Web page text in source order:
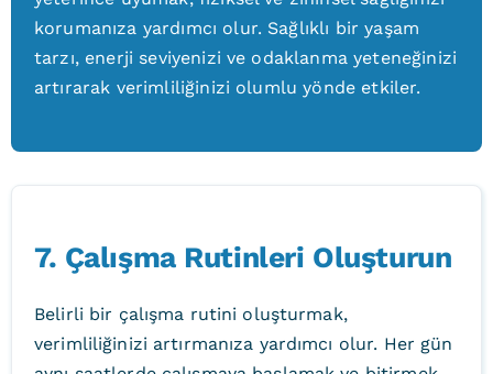
korumanıza yardımcı olur. Sağlıklı bir yaşam
tarzı, enerji seviyenizi ve odaklanma yeteneğinizi
artırarak verimliliğinizi olumlu yönde etkiler.
7. Çalışma Rutinleri Oluşturun
Belirli bir çalışma rutini oluşturmak,
verimliliğinizi artırmanıza yardımcı olur. Her gün